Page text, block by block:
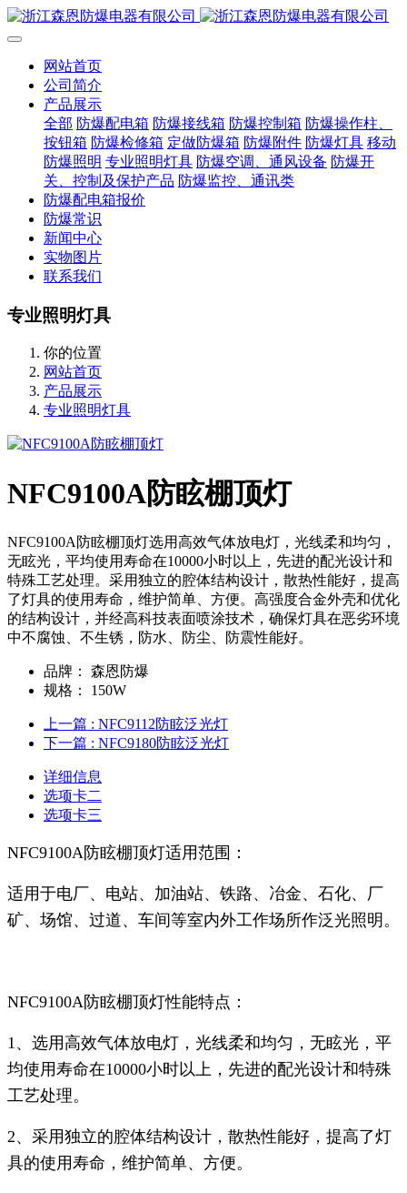
网站首页
公司简介
产品展示
全部 防爆配电箱 防爆接线箱 防爆控制箱 防爆操作柱、
按钮箱 防爆检修箱 定做防爆箱 防爆附件 防爆灯具 移动
防爆照明 专业照明灯具 防爆空调、通风设备 防爆开
关、控制及保护产品 防爆监控、通讯类
防爆配电箱报价
防爆常识
新闻中心
实物图片
联系我们
专业照明灯具
你的位置
网站首页
产品展示
专业照明灯具
NFC9100A防眩棚顶灯
NFC9100A防眩棚顶灯选用高效气体放电灯，光线柔和均匀，
无眩光，平均使用寿命在10000小时以上，先进的配光设计和
特殊工艺处理。采用独立的腔体结构设计，散热性能好，提高
了灯具的使用寿命，维护简单、方便。高强度合金外壳和优化
的结构设计，并经高科技表面喷涂技术，确保灯具在恶劣环境
中不腐蚀、不生锈，防水、防尘、防震性能好。
品牌：
森恩防爆
规格：
150W
上一篇 : NFC9112防眩泛光灯
下一篇 : NFC9180防眩泛光灯
详细信息
选项卡二
选项卡三
NFC9100A防眩棚顶灯适用范围：
适用于电厂、电站、加油站、铁路、冶金、石化、厂
矿、场馆、过道、车间等室内外工作场所作泛光照明。
NFC9100A防眩棚顶灯性能特点：
1、选用高效气体放电灯，光线柔和均匀，无眩光，平
均使用寿命在10000小时以上，先进的配光设计和特殊
工艺处理。
2、采用独立的腔体结构设计，散热性能好，提高了灯
具的使用寿命，维护简单、方便。